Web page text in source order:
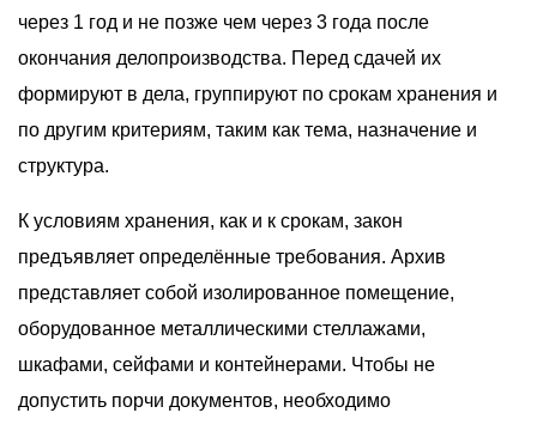
через 1 год и не позже чем через 3 года после
окончания делопроизводства. Перед сдачей их
формируют в дела, группируют по срокам хранения и
по другим критериям, таким как тема, назначение и
структура.
К условиям хранения, как и к срокам, закон
предъявляет определённые требования. Архив
представляет собой изолированное помещение,
оборудованное металлическими стеллажами,
шкафами, сейфами и контейнерами. Чтобы не
допустить порчи документов, необходимо